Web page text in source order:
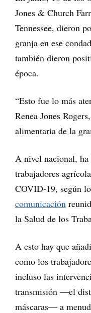
Jones & Church
Tennessee, dieron
granja en ese
también dieron
época.
“Esto fue lo más
Renea Jones
alimentaria de la
A nivel nacional, ha
trabajadores
COVID-19, según
comunicación
la Salud de los
A esto hay que
como los
incluso las
transmisión —el
máscaras— a